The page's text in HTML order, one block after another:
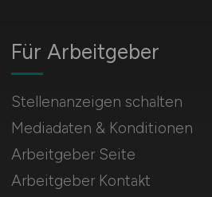
Für Arbeitgeber
Stellenanzeigen schalten
Mediadaten & Konditionen
Arbeitgeber Seite
Arbeitgeber Kontakt